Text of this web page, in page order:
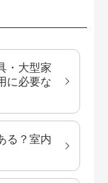
・大型家
に必要な
る？室内